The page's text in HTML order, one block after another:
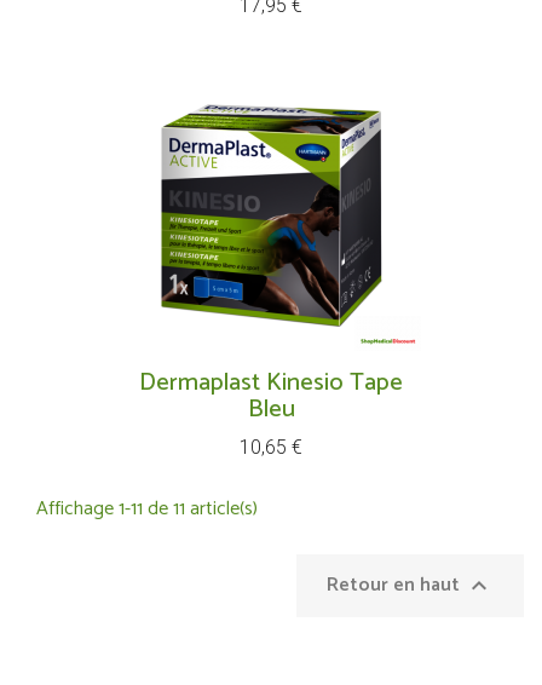
17,95 €
Dermaplast Kinesio Tape
Bleu
Prix
10,65 €
Affichage 1-11 de 11 article(s)
Retour en haut 